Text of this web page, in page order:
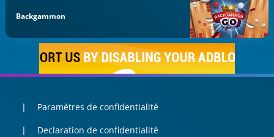
Backgammon
Paramètres de confidentialité
Declaration de confidentialité